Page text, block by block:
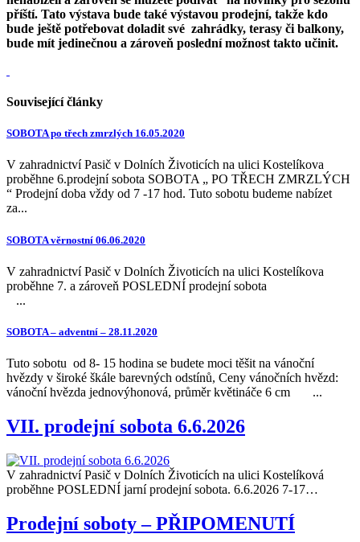
příští. Tato výstava bude také výstavou prodejní, takže kdo
bude ještě potřebovat doladit své zahrádky, terasy či balkony,
bude mít jedinečnou a zároveň poslední možnost takto učinit.
Související články
SOBOTA po třech zmrzlých 16.05.2020
V zahradnictví Pasič v Dolních Životicích na ulici Kostelíkova
proběhne 6.prodejní sobota SOBOTA „ PO TŘECH ZMRZLÝCH
“ Prodejní doba vždy od 7 -17 hod. Tuto sobotu budeme nabízet
za...
SOBOTA věrnostní 06.06.2020
V zahradnictví Pasič v Dolních Životicích na ulici Kostelíkova
proběhne 7. a zároveň POSLEDNÍ prodejní sobota
...
SOBOTA – adventní – 28.11.2020
Tuto sobotu od 8- 15 hodina se budete moci těšit na vánoční
hvězdy v široké škále barevných odstínů, Ceny vánočních hvězd:
vánoční hvězda jednovýhonová, průměr květináče 6 cm ...
VII. prodejní sobota 6.6.2026
V zahradnictví Pasič v Dolních Životicích na ulici Kostelíková
proběhne POSLEDNÍ jarní prodejní sobota. 6.6.2026 7-17…
Prodejní soboty – PŘIPOMENUTÍ